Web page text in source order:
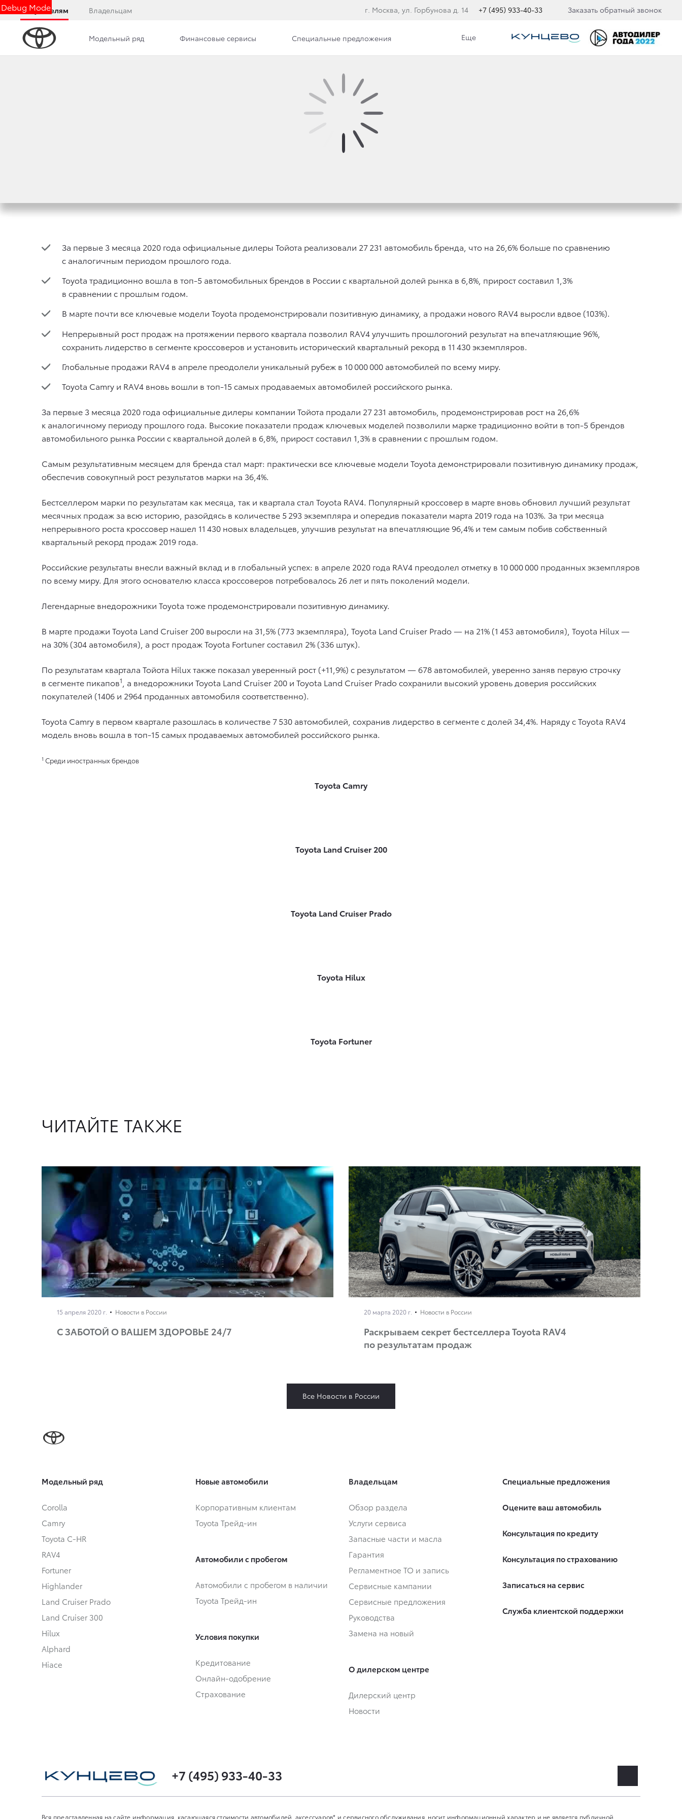
Debug Mode
Покупателям Владельцам г. Москва, ул. Горбунова д. 14 +7 (495) 933-40-33 Заказать обратный звонок
Модельный ряд Финансовые сервисы Специальные предложения Еще
ПРОДАЖИ TOYOTA RAV4 В ПЕРВОМ КВАРТАЛЕ 2020 ГОДА
За первые 3 месяца 2020 года официальные дилеры Тойота реализовали 27 231 автомобиль бренда, что на 26,6% больше по сравнению
с аналогичным периодом прошлого года.
Toyota традиционно вошла в топ-5 автомобильных брендов в России с квартальной долей рынка в 6,8%, прирост составил 1,3%
в сравнении с прошлым годом.
В марте почти все ключевые модели Toyota продемонстрировали позитивную динамику, а продажи нового RAV4 выросли вдвое (103%).
Непрерывный рост продаж на протяжении первого квартала позволил RAV4 улучшить прошлогоний результат на впечатляющие 96%,
сохранить лидерство в сегменте кроссоверов и установить исторический квартальный рекорд в 11 430 экземпляров.
Глобальные продажи RAV4 в апреле преодолели уникальный рубеж в 10 000 000 автомобилей по всему миру.
Toyota Camry и RAV4 вновь вошли в топ-15 самых продаваемых автомобилей российского рынка.
За первые 3 месяца 2020 года официальные дилеры компании Тойота продали 27 231 автомобиль, продемонстрировав рост на 26,6%
к аналогичному периоду прошлого года. Высокие показатели продаж ключевых моделей позволили марке традиционно войти в топ-5 брендов
автомобильного рынка России с квартальной долей в 6,8%, прирост составил 1,3% в сравнении с прошлым годом.
Самым результативным месяцем для бренда стал март: практически все ключевые модели Toyota демонстрировали позитивную динамику продаж,
обеспечив совокупный рост результатов марки на 36,4%.
Бестселлером марки по результатам как месяца, так и квартала стал Toyota RAV4. Популярный кроссовер в марте вновь обновил лучший результат
месячных продаж за всю историю, разойдясь в количестве 5 293 экземпляра и опередив показатели марта 2019 года на 103%. За три месяца
непрерывного роста кроссовер нашел 11 430 новых владельцев, улучшив результат на впечатляющие 96,4% и тем самым побив собственный
квартальный рекорд продаж 2019 года.
Российские результаты внесли важный вклад и в глобальный успех: в апреле 2020 года RAV4 преодолел отметку в 10 000 000 проданных экземпляров
по всему миру. Для этого основателю класса кроссоверов потребовалось 26 лет и пять поколений модели.
Легендарные внедорожники Toyota тоже продемонстрировали позитивную динамику.
В марте продажи Toyota Land Cruiser 200 выросли на 31,5% (773 экземпляра), Toyota Land Cruiser Prado — на 21% (1 453 автомобиля), Toyota Hilux —
на 30% (304 автомобиля), а рост продаж Toyota Fortuner составил 2% (336 штук).
По результатам квартала Тойота Hilux также показал уверенный рост (+11,9%) с результатом — 678 автомобилей, уверенно заняв первую строчку
в сегменте пикапов1
, а внедорожники Toyota Land Cruiser 200 и Toyota Land Cruiser Prado сохранили высокий уровень доверия российских
покупателей (1406 и 2964 проданных автомобиля соответственно).
Toyota Camry в первом квартале разошлась в количестве 7 530 автомобилей, сохранив лидерство в сегменте с долей 34,4%. Наряду с Toyota RAV4
модель вновь вошла в топ-15 самых продаваемых автомобилей российского рынка.
1 Среди иностранных брендов
Toyota Camry
Toyota Land Cruiser 200
Toyota Land Cruiser Prado
Toyota Hilux
Toyota Fortuner
ЧИТАЙТЕ ТАКЖЕ
15 апреля 2020 г. Новости в России
С ЗАБОТОЙ О ВАШЕМ ЗДОРОВЬЕ 24/7
20 марта 2020 г. Новости в России
Раскрываем секрет бестселлера Toyota RAV4
по результатам продаж
Все Новости в России
Модельный ряд
Corolla
Camry
Toyota C-HR
RAV4
Fortuner
Highlander
Land Cruiser Prado
Land Cruiser 300
Hilux
Alphard
Hiace
Новые автомобили
Корпоративным клиентам
Toyota Трейд-ин
Автомобили с пробегом
Автомобили с пробегом в наличии
Toyota Трейд-ин
Условия покупки
Кредитование
Онлайн-одобрение
Страхование
Владельцам
Обзор раздела
Услуги сервиса
Запасные части и масла
Гарантия
Регламентное ТО и запись
Сервисные кампании
Сервисные предложения
Руководства
Замена на новый
О дилерском центре
Дилерский центр
Новости
Специальные предложения
Оцените ваш автомобиль
Консультация по кредиту
Консультация по страхованию
Записаться на сервис
Служба клиентской поддержки
+7 (495) 933-40-33
Вся представленная на сайте информация, касающаяся стоимости автомобилей, аксессуаров* и сервисного обслуживания, носит информационный характер и не является публичной